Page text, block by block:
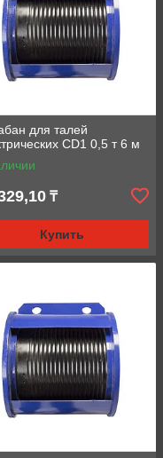
для талей
CD1 0,5 т 6 м
₸
Купить